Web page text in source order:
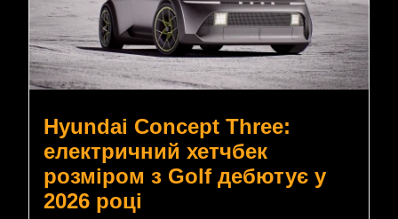
Hyundai Concept Three:
електричний хетчбек
розміром з Golf дебютує у
2026 році